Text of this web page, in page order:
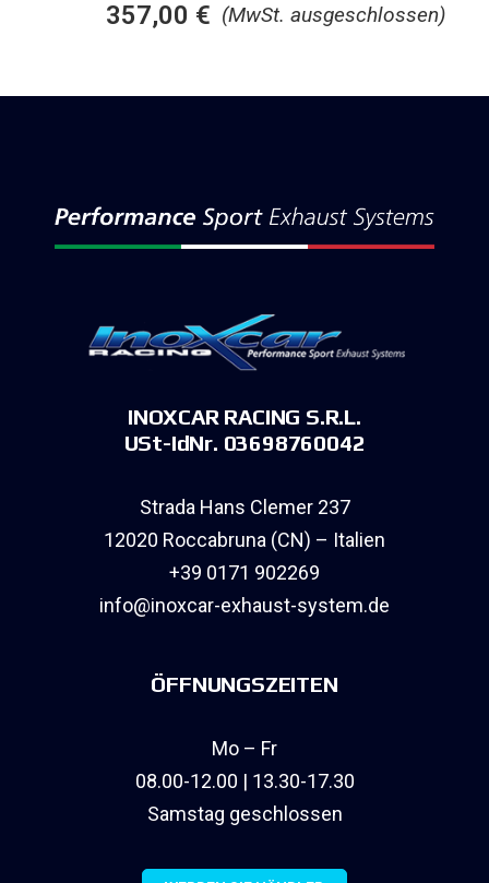
(MwSt. ausgeschlossen)
357,00 €
INOXCAR RACING S.R.L.
USt-IdNr. 03698760042
Strada Hans Clemer 237
12020 Roccabruna (CN) – Italien
+39 0171 902269
info@inoxcar-exhaust-system.de
ÖFFNUNGSZEITEN
Mo – Fr
08.00-12.00 | 13.30-17.30
Samstag geschlossen